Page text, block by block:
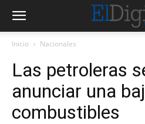
Inicio Nacionales
Las petroleras
anunciar una
combustibles